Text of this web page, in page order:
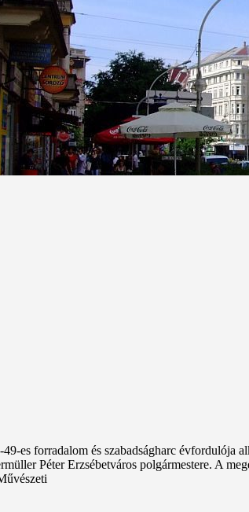
es forradalom és szabadságharc
Péter Erzsébetváros polgármestere. A